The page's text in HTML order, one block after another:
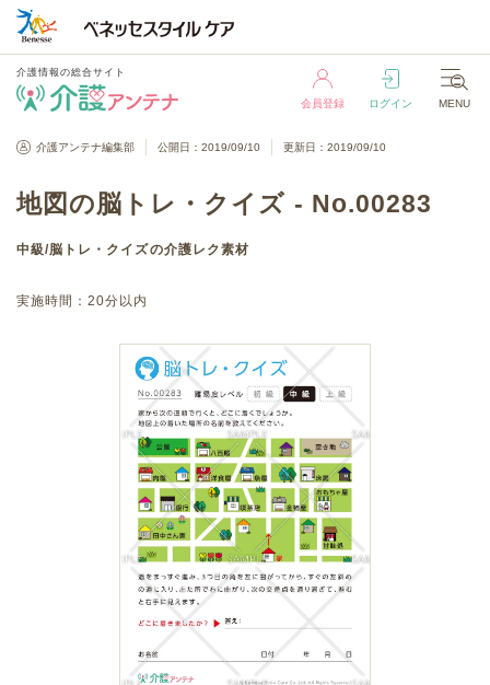
介護情報の総合サイト
会員登録 ログイン MENU
介護情報の総合サイト
介護アンテナ編集部 公開日：2019/09/10 更新日：2019/09/10
地図の脳トレ・クイズ - No.00283
中級/脳トレ・クイズの介護レク素材
実施時間：20分以内